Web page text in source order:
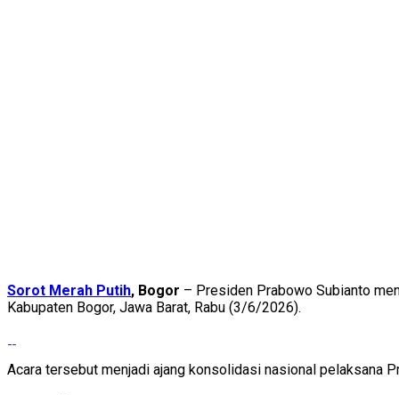
Sorot Merah Putih, Bogor – Presiden Prabowo Subianto
Kabupaten Bogor, Jawa Barat, Rabu (3/6/2026).
Acara tersebut menjadi ajang konsolidasi nasional pelaksana